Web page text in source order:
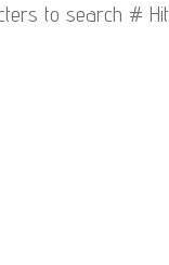
to search #